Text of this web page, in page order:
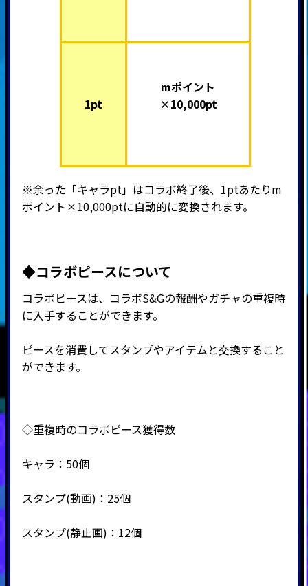
1pt
mポイント
×10,000pt
※余った「キャラpt」はコラボ終了後、1ptあたりm
ポイント×10,000ptに自動的に変換されます。
◆コラボピースについて
コラボピースは、コラボS&Gの報酬やガチャの重複時
に入手することができます。
ピースを消費してスタンプやアイテムと交換すること
ができます。
◇重複時のコラボピース獲得数
キャラ：50個
スタンプ(動画)：25個
スタンプ(静止画)：12個